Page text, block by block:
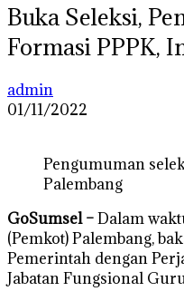
Buka Seleksi,
Formasi PPPK,
admin
01/11/2022
Pengumuman
Palembang
GoSumsel –Dalam
(Pemkot) Palembang,
Pemerintah dengan
Jabatan Fungsional